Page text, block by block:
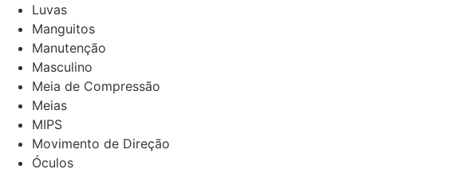
Luvas
Manguitos
Manutenção
Masculino
Meia de Compressão
Meias
MIPS
Movimento de Direção
Óculos